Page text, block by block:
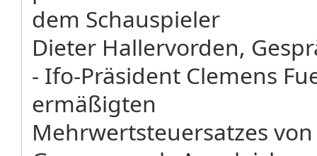
dem Schauspieler
Dieter Hallervorden,
- Ifo-Präsident Clemens
ermäßigten
Mehrwertsteuersatzes